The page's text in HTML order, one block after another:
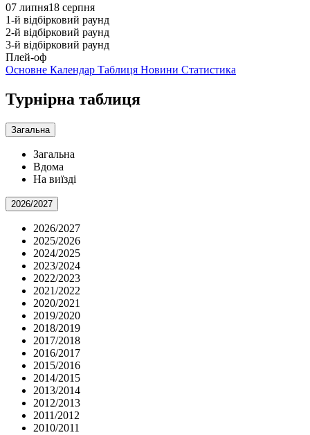
07 липня18 серпня
1-й відбірковий раунд
2-й відбірковий раунд
3-й відбірковий раунд
Плей-оф
Основне Календар Таблиця Новини Статистика
Турнірна таблиця
Загальна
Загальна
Вдома
На виїзді
2026/2027
2026/2027
2025/2026
2024/2025
2023/2024
2022/2023
2021/2022
2020/2021
2019/2020
2018/2019
2017/2018
2016/2017
2015/2016
2014/2015
2013/2014
2012/2013
2011/2012
2010/2011